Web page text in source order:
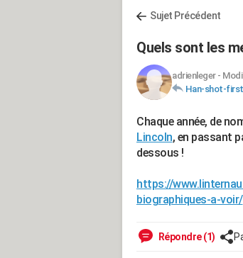
Sujet Précédent
Quels sont les
adrienleger-
Han-shot-first
Chaque année, de
Lincoln, en passant
dessous !
https://
biographiques-a-voir/
Répondre (1)